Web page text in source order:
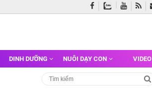
DINH DƯỠNG NUÔI DẠY CON VIDEO